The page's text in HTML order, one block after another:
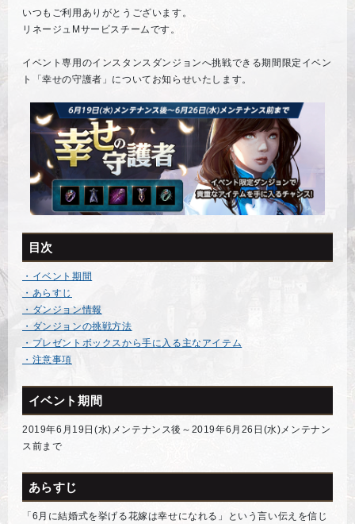
いつもご利用ありがとうございます。
リネージュMサービスチームです。
イベント専用のインスタンスダンジョンへ挑戦できる期間限定イベン
ト「幸せの守護者」についてお知らせいたします。
目次
・イベント期間
・あらすじ
・ダンジョン情報
・ダンジョンの挑戦方法
・プレゼントボックスから手に入る主なアイテム
・注意事項
イベント期間
2019年6月19日(水)メンテナンス後～2019年6月26日(水)メンテナン
ス前まで
あらすじ
「6月に結婚式を挙げる花嫁は幸せになれる」という言い伝えを信じ